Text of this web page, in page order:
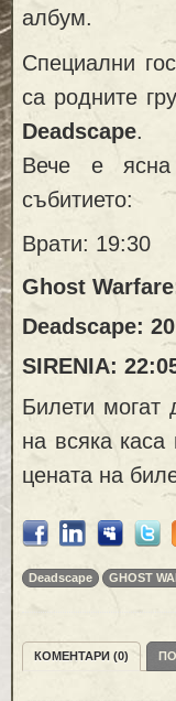
албум.
Специални
са родните
Deadscape.
Вече е
събитието:
Врати: 19:30
Ghost
Deadscape:
SIRENIA:
Билети могат
на всяка
цената на
Deadscape GHOST
КОМЕНТАРИ (0)